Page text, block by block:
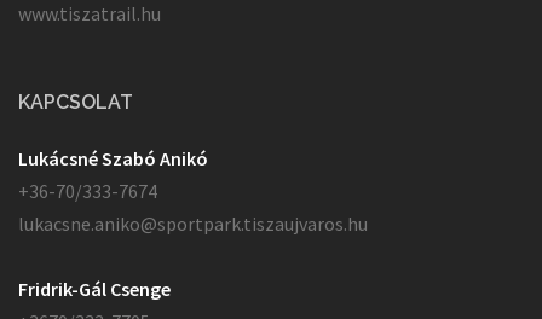
www.tiszatrail.hu
KAPCSOLAT
Lukácsné Szabó Anikó
+36-70/333-7674
lukacsne.aniko@sportpark.tiszaujvaros.hu
Fridrik-Gál Csenge